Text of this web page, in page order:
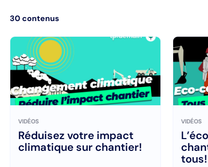
30contenus
VIDÉOS
Réduisez votre impact
climatique sur chantier!
VIDÉOS
tous!